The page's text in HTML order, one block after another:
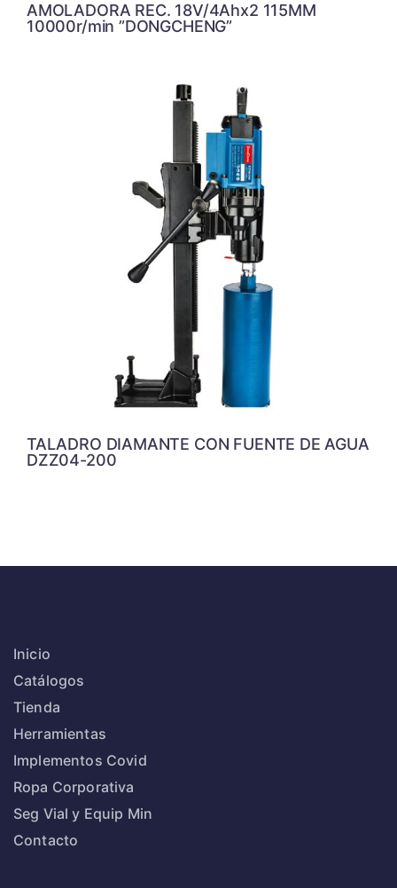
AMOLADORA REC. 18V/4Ahx2 115MM
10000r/min ”DONGCHENG”
TALADRO DIAMANTE CON FUENTE DE AGUA
DZZ04-200
Inicio
Catálogos
Tienda
Herramientas
Implementos Covid
Ropa Corporativa
Seg Vial y Equip Min
Contacto